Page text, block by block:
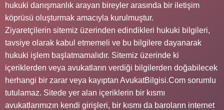
hukuki danışmanlık arayan bireyler arasında bir iletişim
köprüsü oluşturmak amacıyla kurulmuştur.
Ziyaretçilerin sitemiz üzerinden edindikleri hukuki bilgileri,
tavsiye olarak kabul etmemeli ve bu bilgilere dayanarak
hukuki işlem başlatmamalıdır. Sitemiz üzerinde ki
içeriklerden veya avukatların verdiği bilgilerden doğabilecek
herhangi bir zarar veya kayıptan AvukatBilgisi.Com sorumlu
tutulamaz. Sitede yer alan içeriklerin bir kısmı
avukatlarımızın kendi girişleri, bir kısmı da baroların internet